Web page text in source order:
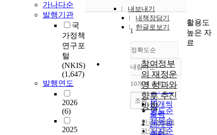
가나다순
발행기관
국
가정책
연구포
털
(NKIS)
(1,647)
발행연도
2026
(6)
2025
내보내기
내책장담기
한글로보기
정확도순
정확도
순
인기도
순
연도순
제목순
저자순
내림차순
내림차순
10개씩 출력
10개씩
출력
20개씩
조회
1
참여정부
의 재정운
영 성과와
향후 추진
방향
한국조세재
정연구원
활용도
높은 자
료